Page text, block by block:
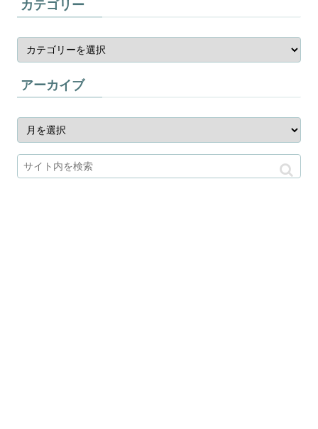
カテゴリー
アーカイブ